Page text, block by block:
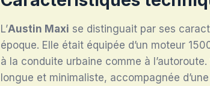
L’Austin Maxi se distinguait par ses
époque. Elle était équipée d’un moteur
à la conduite urbaine comme à
longue et minimaliste, accompagnée